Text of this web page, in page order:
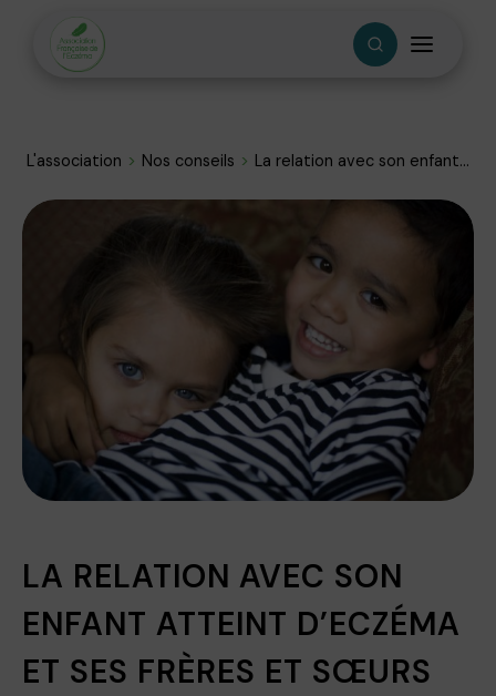
L'association Nos conseils La relation avec son enfant...
LA RELATION AVEC SON
ENFANT ATTEINT D’ECZÉMA
ET SES FRÈRES ET SŒURS